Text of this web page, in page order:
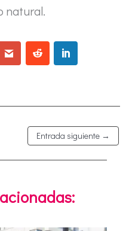
natural.
Entrada siguiente →